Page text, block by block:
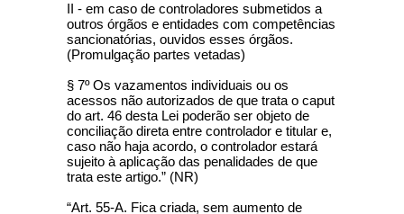
II - em caso de controladores submetidos a
outros órgãos e entidades com competências
sancionatórias, ouvidos esses órgãos.
(Promulgação partes vetadas)
§ 7º Os vazamentos individuais ou os
acessos não autorizados de que trata o caput
do art. 46 desta Lei poderão ser objeto de
conciliação direta entre controlador e titular e,
caso não haja acordo, o controlador estará
sujeito à aplicação das penalidades de que
trata este artigo.” (NR)
“Art. 55-A. Fica criada, sem aumento de